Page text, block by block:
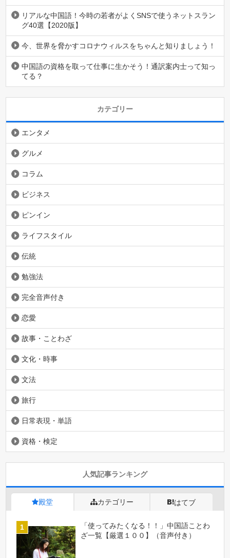
リアルな中国語！今時の若者がよくSNSで使うネットスラン
グ40選【2020版】
今、世界を脅かすコロナウィルスをちゃんと知りましょう！
中国語の資格を取って仕事に生かそう！通訳案内士って知っ
てる？
カテゴリー
エンタメ
グルメ
コラム
ビジネス
ピンイン
ライフスタイル
伝統
勉強法
完全音声付き
恋愛
故事・ことわざ
文化・時事
文法
旅行
日常表現・単語
資格・検定
人気記事ランキング
殿堂 カテゴリー はてブ
「使ってみたくなる！！」中国語ことわ
ざ一覧【厳選１００】（音声付き）